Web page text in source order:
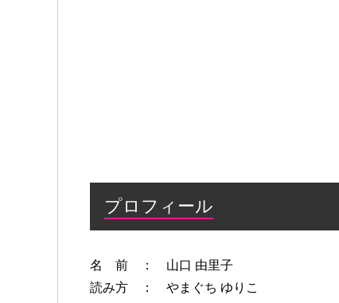
プロフィール
名 前 ： 山口 由里子
読み方 ： やまぐち ゆりこ